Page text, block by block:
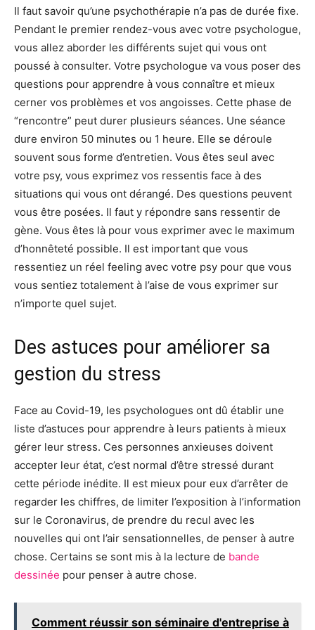
Il faut savoir qu’une psychothérapie n’a pas de durée fixe.
Pendant le premier rendez-vous avec votre psychologue,
vous allez aborder les différents sujet qui vous ont
poussé à consulter. Votre psychologue va vous poser des
questions pour apprendre à vous connaître et mieux
cerner vos problèmes et vos angoisses. Cette phase de
“rencontre” peut durer plusieurs séances. Une séance
dure environ 50 minutes ou 1 heure. Elle se déroule
souvent sous forme d’entretien. Vous êtes seul avec
votre psy, vous exprimez vos ressentis face à des
situations qui vous ont dérangé. Des questions peuvent
vous être posées. Il faut y répondre sans ressentir de
gène. Vous êtes là pour vous exprimer avec le maximum
d’honnêteté possible. Il est important que vous
ressentiez un réel feeling avec votre psy pour que vous
vous sentiez totalement à l’aise de vous exprimer sur
n’importe quel sujet.
Des astuces pour améliorer sa
gestion du stress
Face au Covid-19, les psychologues ont dû établir une
liste d’astuces pour apprendre à leurs patients à mieux
gérer leur stress. Ces personnes anxieuses doivent
accepter leur état, c’est normal d’être stressé durant
cette période inédite. Il est mieux pour eux d’arrêter de
regarder les chiffres, de limiter l’exposition à l’information
sur le Coronavirus, de prendre du recul avec les
nouvelles qui ont l’air sensationnelles, de penser à autre
chose. Certains se sont mis à la lecture de bande
dessinée pour penser à autre chose.
Comment réussir son séminaire d'entreprise à